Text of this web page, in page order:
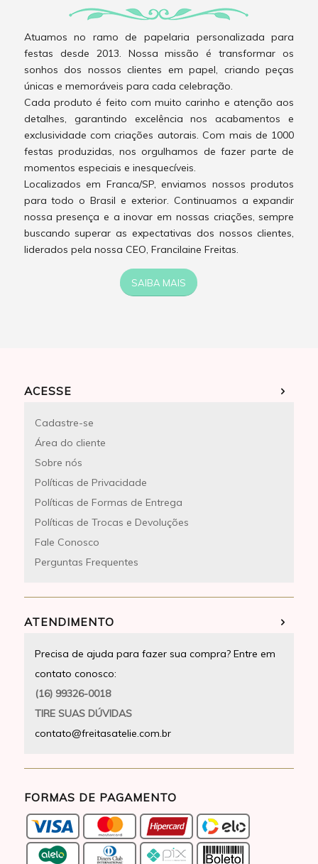
Atuamos no ramo de papelaria personalizada para
festas desde 2013. Nossa missão é transformar os
sonhos dos nossos clientes em papel, criando peças
únicas e memoráveis para cada celebração.
Cada produto é feito com muito carinho e atenção aos
detalhes, garantindo excelência nos acabamentos e
exclusividade com criações autorais. Com mais de 1000
festas produzidas, nos orgulhamos de fazer parte de
momentos especiais e inesquecíveis.
Localizados em Franca/SP, enviamos nossos produtos
para todo o Brasil e exterior. Continuamos a expandir
nossa presença e a inovar em nossas criações, sempre
buscando superar as expectativas dos nossos clientes,
liderados pela nossa CEO, Francilaine Freitas.
SAIBA MAIS
ACESSE
Cadastre-se
Área do cliente
Sobre nós
Políticas de Privacidade
Políticas de Formas de Entrega
Políticas de Trocas e Devoluções
Fale Conosco
Perguntas Frequentes
ATENDIMENTO
Precisa de ajuda para fazer sua compra? Entre em
contato conosco:
(16) 99326-0018
TIRE SUAS DÚVIDAS
contato@freitasatelie.com.br
FORMAS DE PAGAMENTO